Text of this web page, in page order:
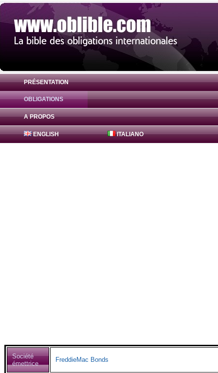
PRÉSENTATION
OBLIGATIONS
A PROPOS
ENGLISH ITALIANO
Obligation FreddieMac Bonds 0.67% (
Société
émettrice
FreddieMac Bonds